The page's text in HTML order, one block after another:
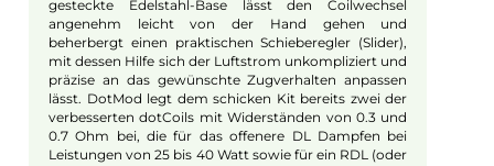
C Anschluss mit bis zu 2A Ladestrom auch im Gerät
selbst wieder zügig aufgeladen werden kann. Der
moderne Chipsatz im benachbarten Chipmodul sorgt
für eine Top-Performance und bietet umfangreiche
Schutzschaltungen. Er verleiht dem eleganten Kit
nicht nur die Standard Modi VW/Power und Bypass,
sondern bringt auch einen Curve Mode für die
Erstellung eigener Leistungskurven sowie einen Auto